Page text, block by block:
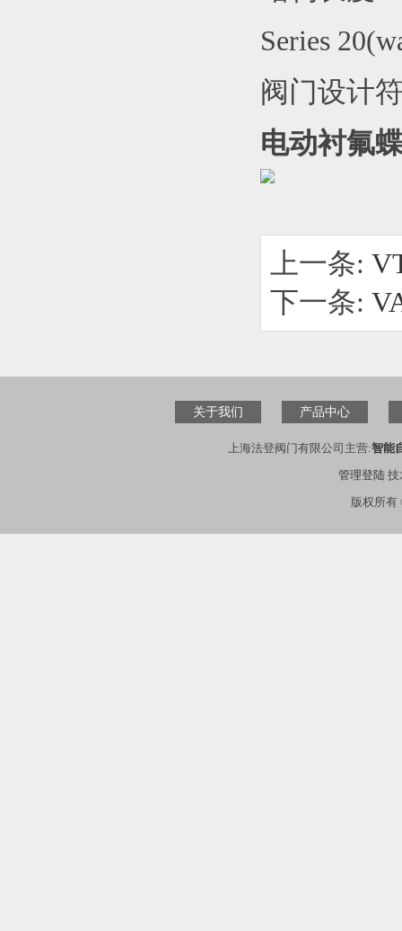
Series
阀门设计
电动衬氟
上一条:
下一条:
关于我们 产品中心
上海法登阀门有限公司主营:智能
管理登陆技
版权所